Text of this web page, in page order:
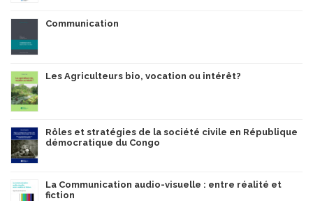
Communication
Les Agriculteurs bio, vocation ou intérêt?
Rôles et stratégies de la société civile en République
démocratique du Congo
La Communication audio-visuelle : entre réalité et
fiction